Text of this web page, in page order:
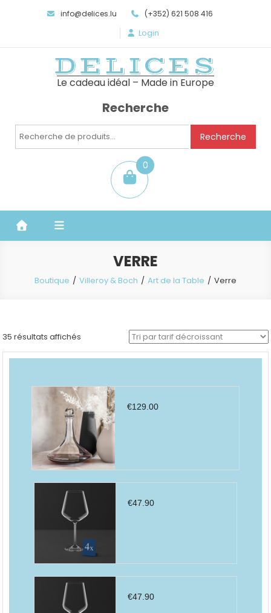
info@delices.lu (+352) 621 508 416
Login
DELICES
Le cadeau idéal – Made in Europe
Recherche
Recherche
Recherche
0
item
VERRE
Boutique Villeroy & Boch Art de la Table Verre
35 résultats affichés
par
€129.00
€47.90
€47.90